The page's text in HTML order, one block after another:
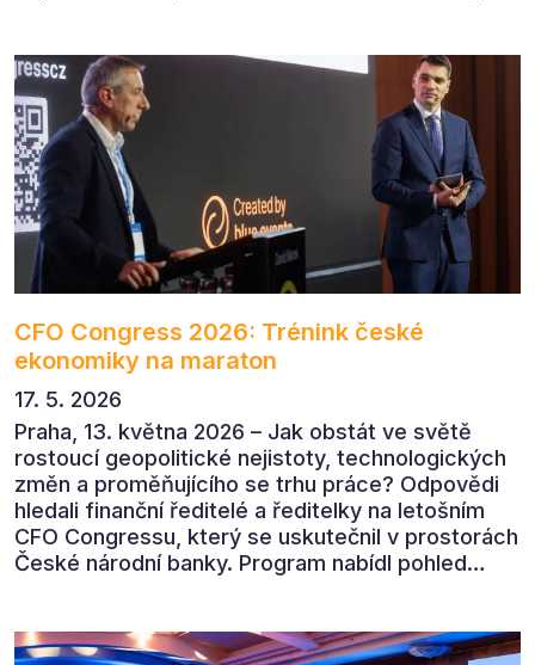
CFO Congress 2026: Trénink české
ekonomiky na maraton
17. 5. 2026
Praha, 13. května 2026 – Jak obstát ve světě
rostoucí geopolitické nejistoty, technologických
změn a proměňujícího se trhu práce? Odpovědi
hledali finanční ředitelé a ředitelky na letošním
CFO Congressu, který se uskutečnil v prostorách
České národní banky. Program nabídl pohled
automatizaci, leadership i budoucnost role CFO.